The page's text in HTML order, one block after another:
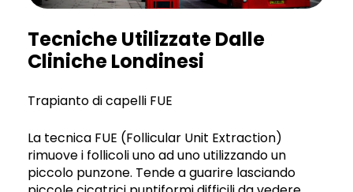
Tecniche Utilizzate Dalle
Cliniche Londinesi
Trapianto di capelli FUE
La tecnica FUE (Follicular Unit Extraction)
rimuove i follicoli uno ad uno utilizzando un
piccolo punzone. Tende a guarire lasciando